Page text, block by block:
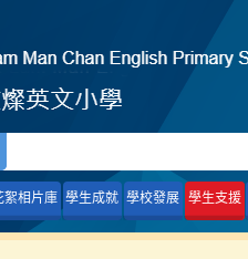
絮相片庫 學生成就 學校發展 學生支援